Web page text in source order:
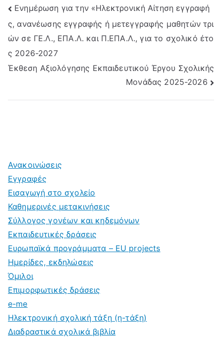
Post
navigation
Ενημέρωση για την «Ηλεκτρονική Αίτηση εγγραφή
ς, ανανέωσης εγγραφής ή μετεγγραφής μαθητών τρι
ών σε ΓΕ.Λ., ΕΠΑ.Λ. και Π.ΕΠΑ.Λ., για το σχολικό έτο
ς 2026-2027
Έκθεση Αξιολόγησης Εκπαιδευτικού Έργου Σχολικής
Μονάδας 2025-2026
Ανακοινώσεις
Εγγραφές
Εισαγωγή στο σχολείο
Καθημερινές μετακινήσεις
Σύλλογος γονέων και κηδεμόνων
Εκπαιδευτικές δράσεις
Ευρωπαϊκά προγράμματα – EU projects
Ημερίδες, εκδηλώσεις
Όμιλοι
Επιμορφωτικές δράσεις
e-me
Ηλεκτρονική σχολική τάξη (η-τάξη)
Διαδραστικά σχολικά βιβλία